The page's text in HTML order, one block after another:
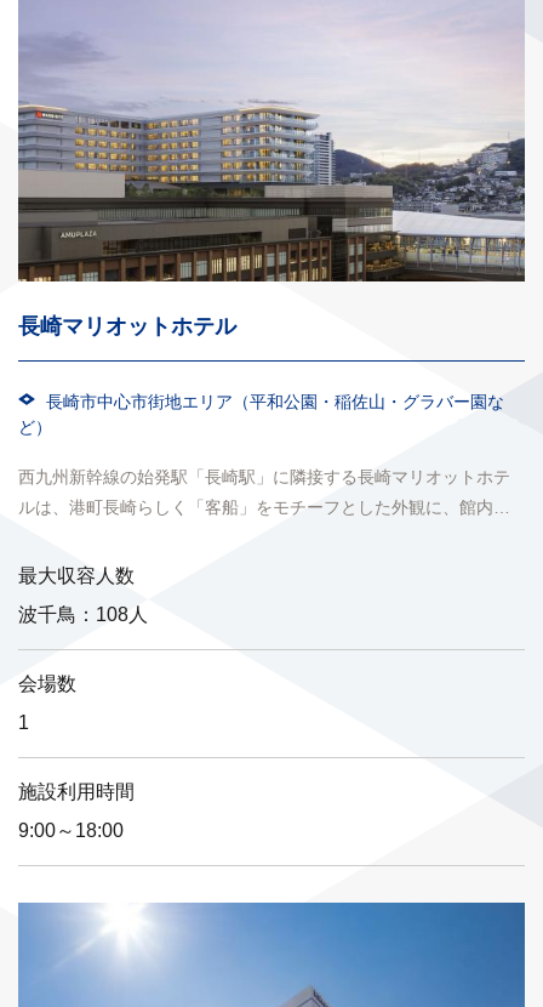
長崎マリオットホテル
長崎市中心市街地エリア（平和公園・稲佐山・グラバー園な
ど）
西九州新幹線の始発駅「長崎駅」に隣接する長崎マリオットホテ
ルは、港町長崎らしく「客船」をモチーフとした外観に、館内の
最大収容人数
波千鳥：108人
会場数
1
施設利用時間
9:00～18:00